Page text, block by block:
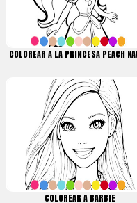
COLOREAR A LA PRINCESA PEACH
COLOREAR A BARBIE